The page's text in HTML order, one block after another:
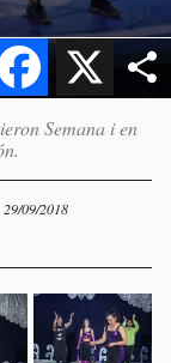
X
Facebook
Semana i en
29/09/2018